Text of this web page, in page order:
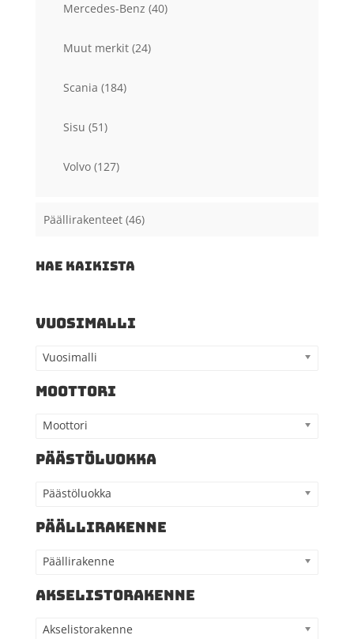
Mercedes-Benz (40)
Muut merkit (24)
Scania (184)
Sisu (51)
Volvo (127)
Päällirakenteet (46)
HAE KAIKISTA
VUOSIMALLI
Vuosimalli
MOOTTORI
Moottori
PÄÄSTÖLUOKKA
Päästöluokka
PÄÄLLIRAKENNE
Päällirakenne
AKSELISTORAKENNE
Akselistorakenne